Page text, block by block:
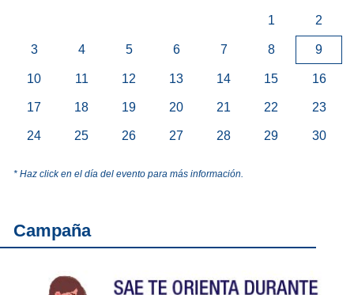
1 2
3 4 5 6 7 8 9
10 11 12 13 14 15 16
17 18 19 20 21 22 23
24 25 26 27 28 29 30
* Haz click en el día del evento para más información.
Campaña